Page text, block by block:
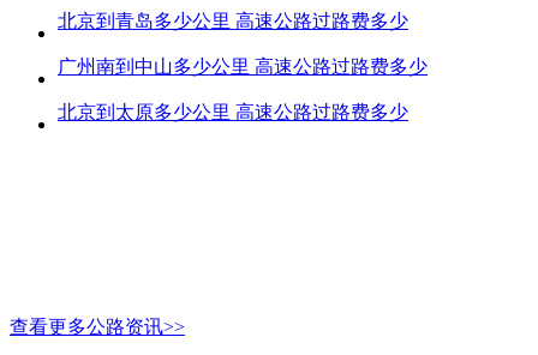
北京到青岛多少公里 高速公路过路费多少
广州南到中山多少公里 高速公路过路费多少
北京到太原多少公里 高速公路过路费多少
查看更多公路资讯>>